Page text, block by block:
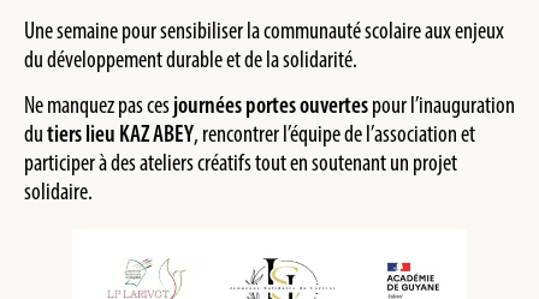
Une semaine pour sensibiliser la communauté scolaire aux enjeux
du développement durable et de la solidarité.
Ne manquez pas cesjournées portes ouvertespour l’inauguration
dutiers lieu KAZ ABEY, rencontrer l’équipe de l’association et
participer à des ateliers créatifs tout en soutenant un projet
solidaire.